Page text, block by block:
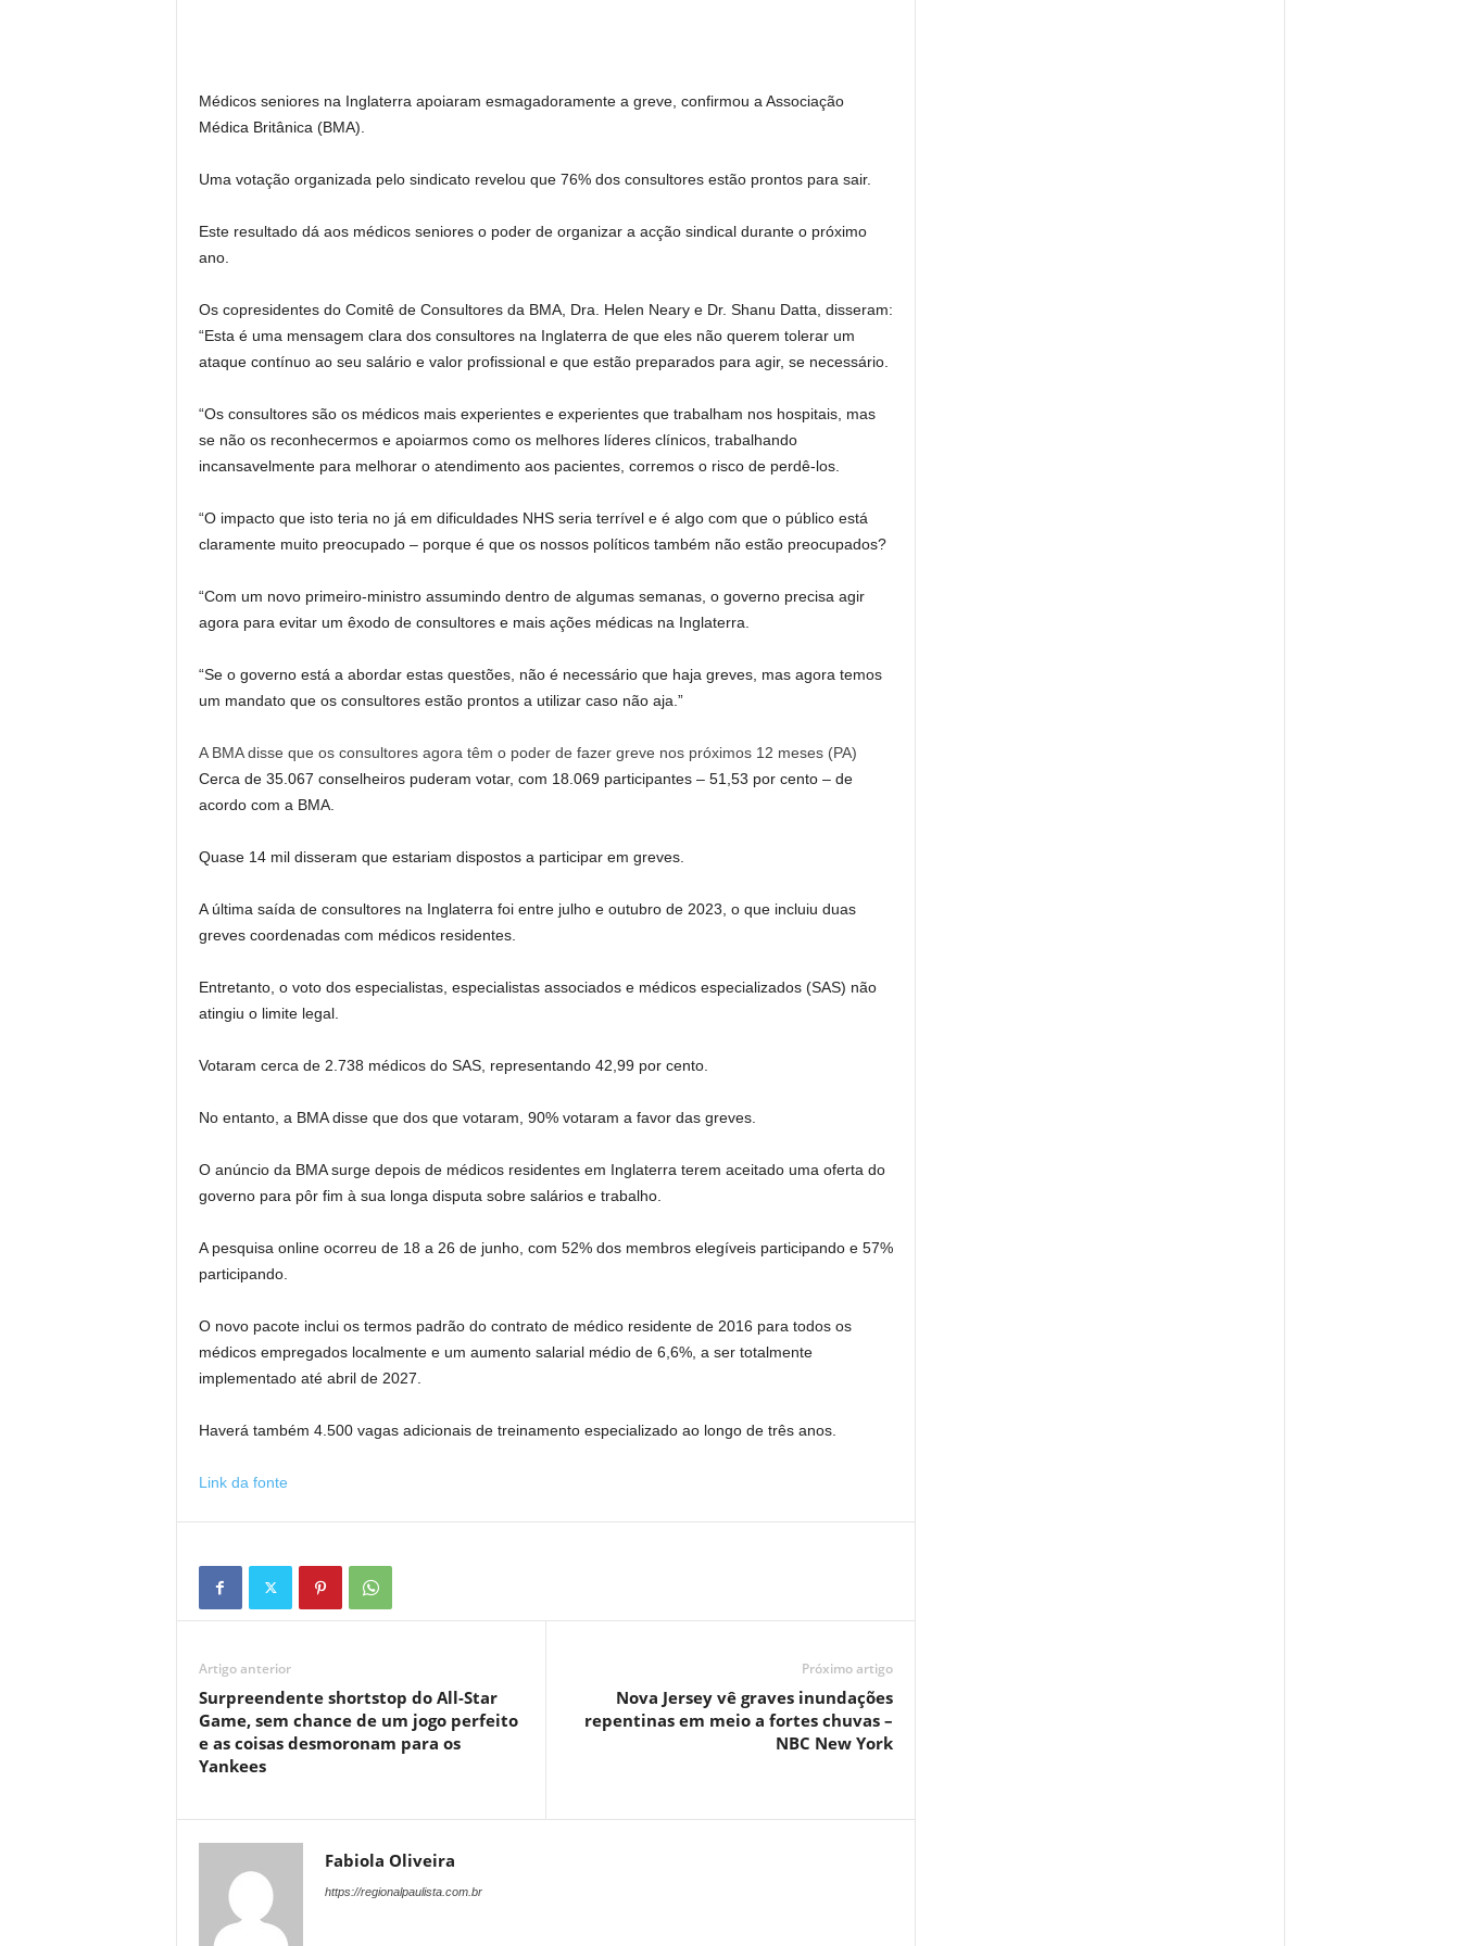
Médicos seniores na Inglaterra apoiaram esmagadoramente a greve, confirmou a Associação
Médica Britânica (BMA).
Uma votação organizada pelo sindicato revelou que 76% dos consultores estão prontos para sair.
Este resultado dá aos médicos seniores o poder de organizar a acção sindical durante o próximo
ano.
Os copresidentes do Comitê de Consultores da BMA, Dra. Helen Neary e Dr. Shanu Datta, disseram:
“Esta é uma mensagem clara dos consultores na Inglaterra de que eles não querem tolerar um
ataque contínuo ao seu salário e valor profissional e que estão preparados para agir, se necessário.
“Os consultores são os médicos mais experientes e experientes que trabalham nos hospitais, mas
se não os reconhecermos e apoiarmos como os melhores líderes clínicos, trabalhando
incansavelmente para melhorar o atendimento aos pacientes, corremos o risco de perdê-los.
“O impacto que isto teria no já em dificuldades NHS seria terrível e é algo com que o público está
claramente muito preocupado – porque é que os nossos políticos também não estão preocupados?
“Com um novo primeiro-ministro assumindo dentro de algumas semanas, o governo precisa agir
agora para evitar um êxodo de consultores e mais ações médicas na Inglaterra.
“Se o governo está a abordar estas questões, não é necessário que haja greves, mas agora temos
um mandato que os consultores estão prontos a utilizar caso não aja.”
A BMA disse que os consultores agora têm o poder de fazer greve nos próximos 12 meses (PA)
Cerca de 35.067 conselheiros puderam votar, com 18.069 participantes – 51,53 por cento – de
acordo com a BMA.
Quase 14 mil disseram que estariam dispostos a participar em greves.
A última saída de consultores na Inglaterra foi entre julho e outubro de 2023, o que incluiu duas
greves coordenadas com médicos residentes.
Entretanto, o voto dos especialistas, especialistas associados e médicos especializados (SAS) não
atingiu o limite legal.
Votaram cerca de 2.738 médicos do SAS, representando 42,99 por cento.
No entanto, a BMA disse que dos que votaram, 90% votaram a favor das greves.
O anúncio da BMA surge depois de médicos residentes em Inglaterra terem aceitado uma oferta do
governo para pôr fim à sua longa disputa sobre salários e trabalho.
A pesquisa online ocorreu de 18 a 26 de junho, com 52% dos membros elegíveis participando e 57%
participando.
O novo pacote inclui os termos padrão do contrato de médico residente de 2016 para todos os
médicos empregados localmente e um aumento salarial médio de 6,6%, a ser totalmente
implementado até abril de 2027.
Haverá também 4.500 vagas adicionais de treinamento especializado ao longo de três anos.
Link da fonte
Artigo anterior
Surpreendente shortstop do All-Star
Game, sem chance de um jogo perfeito
e as coisas desmoronam para os
Yankees
Próximo artigo
Nova Jersey vê graves inundações
repentinas em meio a fortes chuvas –
NBC New York
Fabiola Oliveira
https://regionalpaulista.com.br